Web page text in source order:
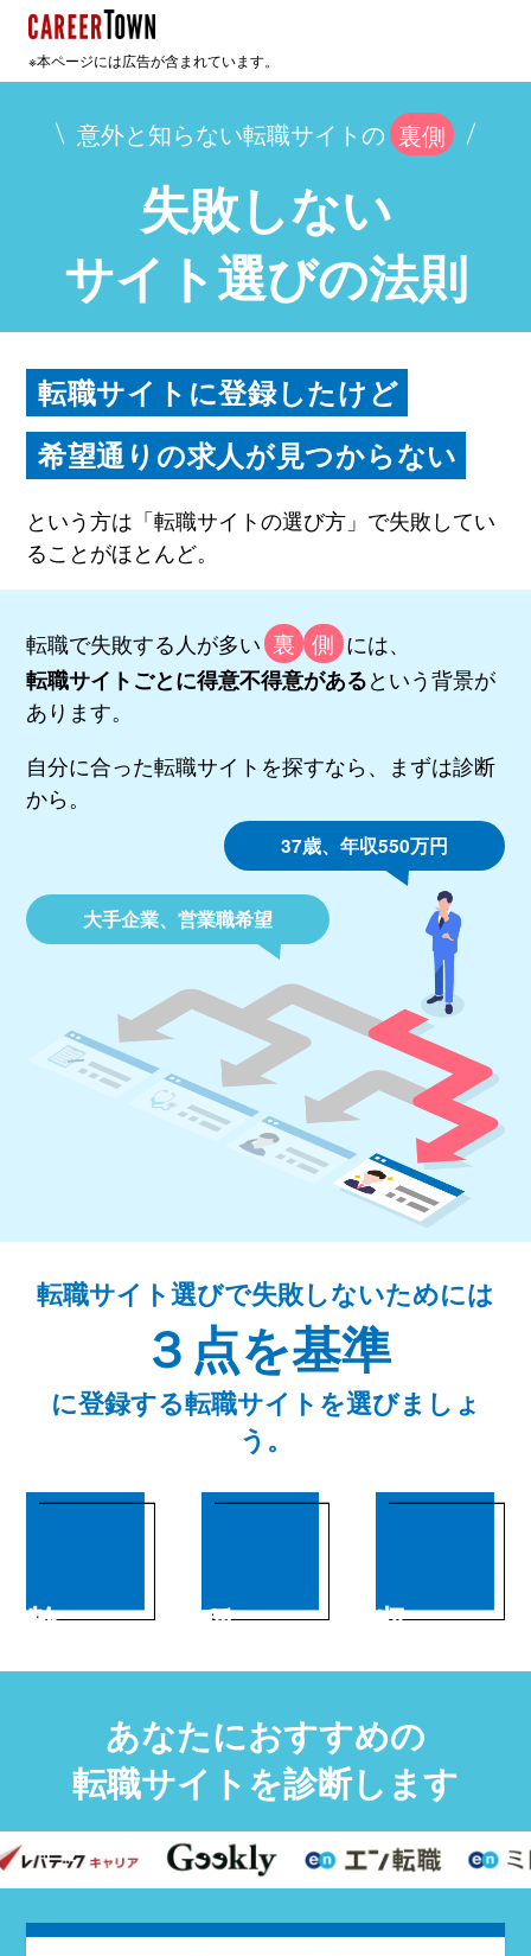
※本ページには広告が含まれています。
意外と知らない転職サイトの 裏側
失敗しない
サイト選びの法則
転職サイトに登録したけど
希望通りの求人が見つからない
という方は「転職サイトの選び方」で失敗してい
ることがほとんど。
転職で失敗する人が多い 裏 側 には、
転職サイトごとに得意不得意があるという背景が
あります。
自分に合った転職サイトを探すなら、まずは診断
から。
大手企業、営業職希望
37歳、年収550万円
転職サイト選びで失敗しないためには
３点を基準
に登録する転職サイトを選びましょ
う。
齢 職種 年収
あなたにおすすめの
転職サイトを診断します